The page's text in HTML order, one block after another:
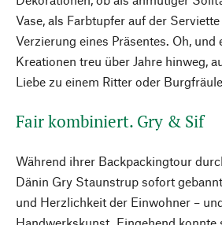
Vase, als Farbtupfer auf der
Verzierung eines Präsentes. Oh,
Kreationen treu über Jahre hinweg,
Liebe zu einem Ritter oder
Fair kombiniert. Gry & Sif
Während ihrer Backpackingtour
Dänin Gry Staunstrup sofort
und Herzlichkeit der Einwohner –